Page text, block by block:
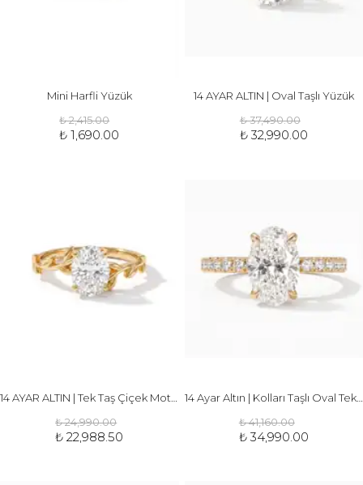
Mini Harfli Yüzük
₺ 2,415.00
₺ 1,690.00
14 AYAR ALTIN | Oval Taşlı Yüzük
₺ 37,490.00
₺ 32,990.00
₺ 24,990.00
₺ 22,988.50
14 Ayar Altın | Kolları Taşlı Oval Tektaş Yüzük
₺ 41,160.00
₺ 34,990.00